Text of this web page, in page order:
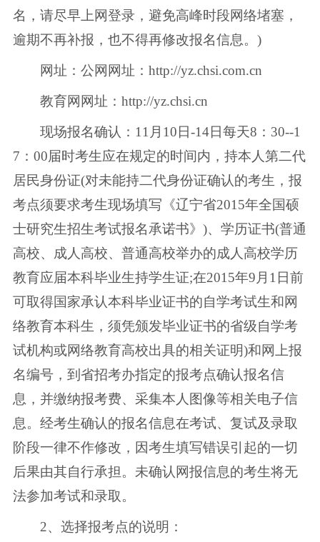
名，请尽早上网登录，避免高峰时段网络堵塞，
逾期不再补报，也不得再修改报名信息。)
网址：公网网址：http://yz.chsi.com.cn
教育网网址：http://yz.chsi.cn
现场报名确认：11月10日-14日每天8：30--1
7：00届时考生应在规定的时间内，持本人第二代
居民身份证(对未能持二代身份证确认的考生，报
考点须要求考生现场填写《辽宁省2015年全国硕
士研究生招生考试报名承诺书》)、学历证书(普通
高校、成人高校、普通高校举办的成人高校学历
教育应届本科毕业生持学生证;在2015年9月1日前
可取得国家承认本科毕业证书的自学考试生和网
络教育本科生，须凭颁发毕业证书的省级自学考
试机构或网络教育高校出具的相关证明)和网上报
名编号，到省招考办指定的报考点确认报名信
息，并缴纳报考费、采集本人图像等相关电子信
息。经考生确认的报名信息在考试、复试及录取
阶段一律不作修改，因考生填写错误引起的一切
后果由其自行承担。未确认网报信息的考生将无
法参加考试和录取。
2、选择报考点的说明：